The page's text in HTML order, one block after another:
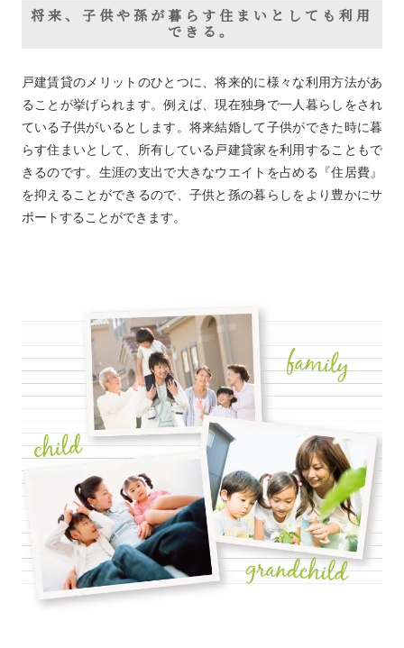
将来、子供や孫が暮らす住まいとしても利用
できる。
戸建賃貸のメリットのひとつに、将来的に様々な利用方法があ
ることが挙げられます。例えば、現在独身で一人暮らしをされ
ている子供がいるとします。将来結婚して子供ができた時に暮
らす住まいとして、所有している戸建貸家を利用することもで
きるのです。生涯の支出で大きなウエイトを占める『住居費』
を抑えることができるので、子供と孫の暮らしをより豊かにサ
ポートすることができます。